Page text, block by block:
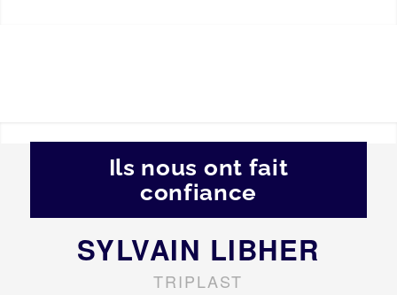
Ils nous ont fait
confiance
SYLVAIN LIBHER
TRIPLAST